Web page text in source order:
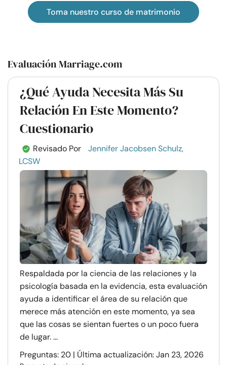
Toma nuestro curso de matrimonio
Evaluación Marriage.com
¿Qué Ayuda Necesita Más Su
Relación En Este Momento?
Cuestionario
Revisado Por
Jennifer Jacobsen Schulz,
LCSW
Respaldada por la ciencia de las relaciones y la
psicología basada en la evidencia, esta evaluación
ayuda a identificar el área de su relación que
merece más atención en este momento, ya sea
que las cosas se sientan fuertes o un poco fuera
de lugar. ...
Preguntas: 20 | Última actualización: Jan 23, 2026